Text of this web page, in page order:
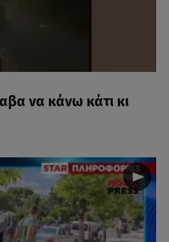
να κάνω κάτι κι